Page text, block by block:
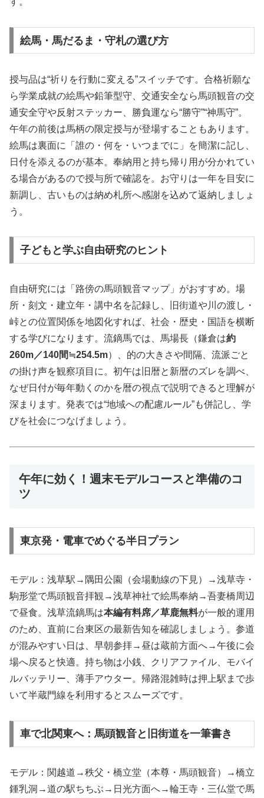
絵馬・馬だるま・守札の選び方
授与品は“祈りを行動に変える”スイッチです。合格祈願な
ら学業成就の絵馬や鉛筆型守、交通安全なら馬頭観音の交
通安全守や反射ステッカー、勝負運なら“勝守”“神馬守”。
午年の前後は馬柄の限定授与が登場することもあります。
絵馬は裏面に「誰の・何を・いつまでに」を簡潔に記し、
日付を添えるのが基本。奉納用と持ち帰り用が分かれてい
る場合があるので授与所で確認を。お守りは一年を目安に
新調し、古いものは納め札所へ感謝を込めて返納しましょ
う。
子どもと学ぶ自由研究のヒント
自由研究には「路傍の馬頭観音マップ」がおすすめ。場
所・刻文・建立年・講中名を記録し、旧街道や川の渡し・
峠との位置関係を地図化すれば、社会・歴史・国語を横断
する学びになります。流鏑馬では、馬場長（鎌倉は約
260m／140間≒254.5m）、的の大きさや間隔、流派ごと
の掛け声を観察項目に。初午は旧暦と新暦のズレを調べ、
なぜ日付が毎年動くのかを暦の視点で説明できると理解が
深まります。発表では“地域への配慮ルール”も併記し、学
びを社会につなげましょう。
午年に効く！週末モデルコースと準備のコ
ツ
東京発・電車でめぐる半日プラン
モデル：浅草駅→隅田公園（会場動線の下見）→浅草寺・
駒形堂で馬頭観音拝観→浅草神社で絵馬奉納→吾妻橋周辺
で昼食。浅草流鏑馬は本編有料席／草鹿無料が一般的運用
のため、直前に台東区の最新告知を確認しましょう。参道
が混みやすい日は、早朝参拝→昼は蔵前方面へ→午後に会
場へ戻ると快適。持ち物は小銭、クリアファイル、モバイ
ルバッテリー、薄手アウター。帰路混雑時は押上駅まで歩
いて半蔵門線を利用するとスムーズです。
車で北関東へ：馬頭観音と旧街道を一筆書き
モデル：関越道→秩父・橋立堂（本尊・馬頭観音）→橋立
鍾乳洞→道の駅ちちぶ→日光方面へ→輪王寺・三仏堂で馬